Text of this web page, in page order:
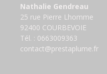
Nathalie Gendreau
25 rue Pierre Lhomme
92400 COURBEVOIE
Tél. : 0663009363
contact@prestaplume.fr